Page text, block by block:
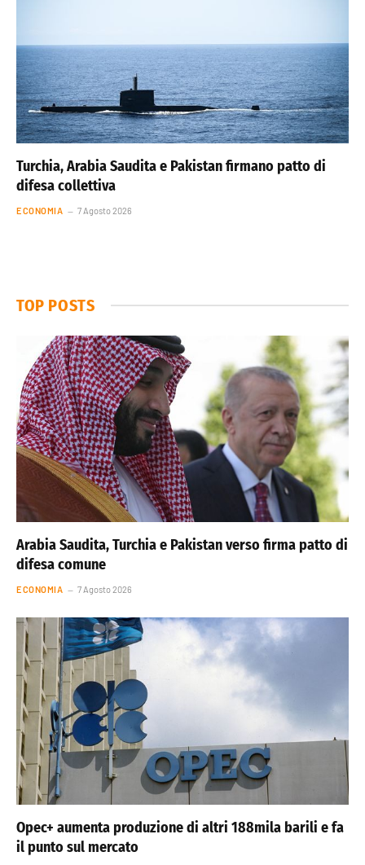
Turchia, Arabia Saudita e Pakistan firmano patto di
difesa collettiva
ECONOMIA 7 Agosto 2026
TOP POSTS
Arabia Saudita, Turchia e Pakistan verso firma patto di
difesa comune
ECONOMIA 7 Agosto 2026
Opec+ aumenta produzione di altri 188mila barili e fa
il punto sul mercato